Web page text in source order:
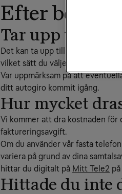
Efter
Tar upp till tio
Det kan ta upp till tio
vilket sätt du väljer att anmäla på.
Var uppmärksam på att
ditt autogiro kommit igång.
Hur mycket
Vi kommer att dra kostnaden för
faktureringsavgift.
Om du använder vår fasta
variera på grund av dina
hittar du digitalt på Mitt Tele2
Hittade du inte